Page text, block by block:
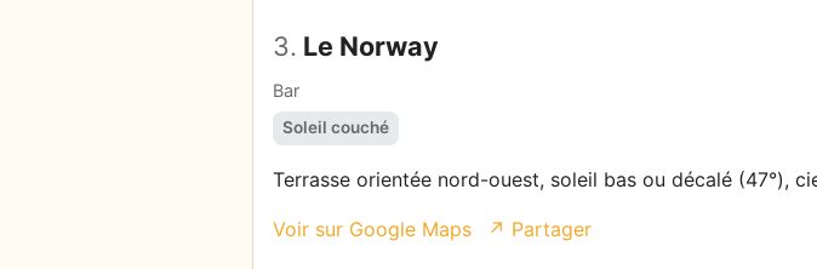
3. Le Norway
Bar
Soleil couché
Terrasse orientée nord-ouest, soleil bas ou décalé (47°),
Voir sur Google Maps ↗ Partager